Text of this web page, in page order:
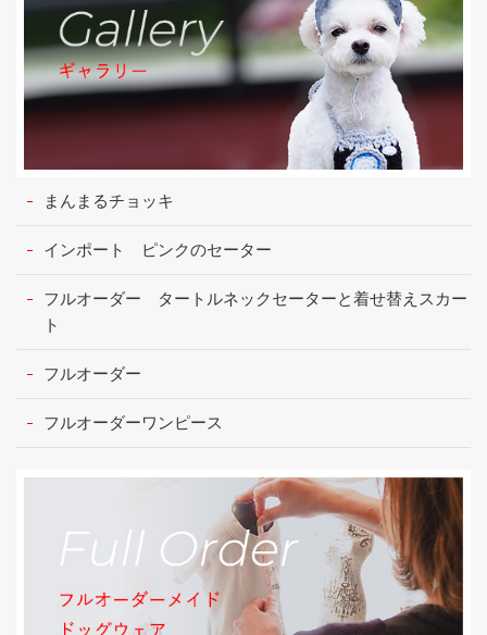
まんまるチョッキ
インポート ピンクのセーター
フルオーダー タートルネックセーターと着せ替えスカー
ト
フルオーダー
フルオーダーワンピース